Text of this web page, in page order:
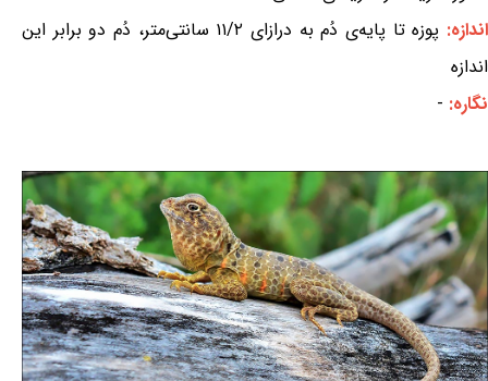
اندازه:
پوزه تا پایه‌ی دُم به درازای ۱۱/۲ سانتی‌متر، دُم دو برابر این
اندازه
نگاره: -